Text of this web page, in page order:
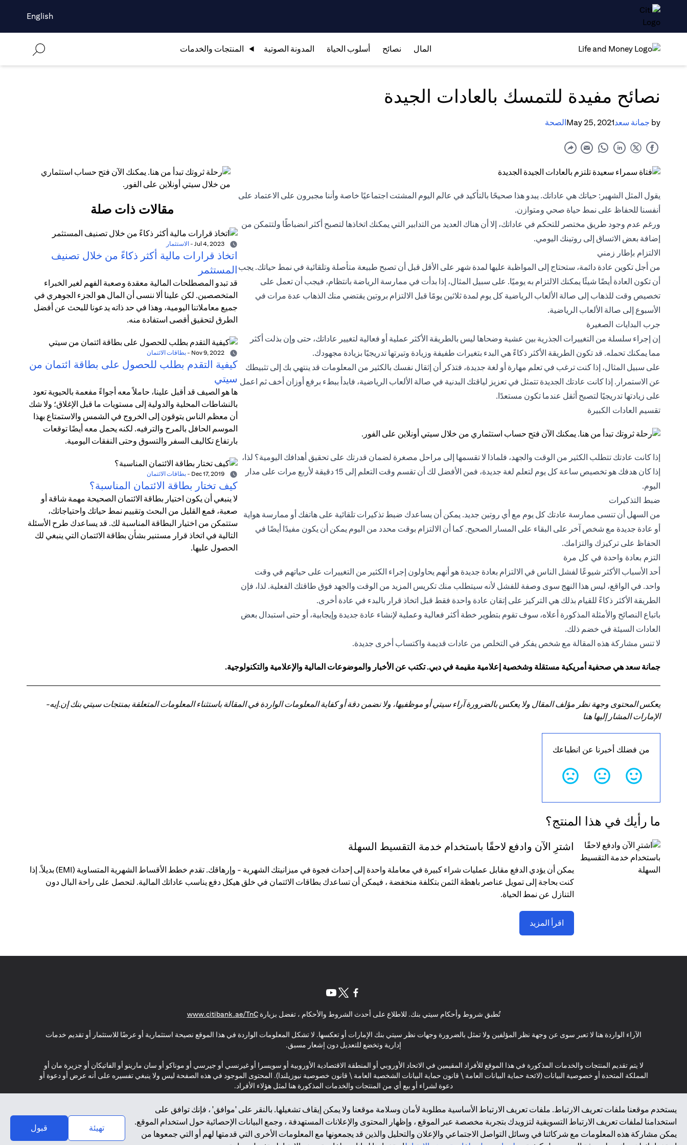
↑
English
المال نصائح أسلوب الحياة المدونة الصوتية المنتجات والخدمات
نصائح مفيدة للتمسك بالعادات الجيدة
by جمانة سعدMay 25, 2021الصحة
يقول المثل الشهير: حياتك هي عاداتك. يبدو هذا صحيحًا بالتأكيد في عالم اليوم المشتت اجتماعيًا خاصة وأننا مجبرون على الاعتماد على
أنفسنا للحفاظ على نمط حياة صحي ومتوازن.
ورغم عدم وجود طريق مختصر للتحكم في عاداتك، إلا أن هناك العديد من التدابير التي يمكنك اتخاذها لتصبح أكثر انضباطًا ولتتمكن من
إضافة بعض الاتساق إلى روتينك اليومي.
الالتزام بإطار زمني
من أجل تكوين عادة دائمة، ستحتاج إلى المواظبة عليها لمدة شهر على الأقل قبل أن تصبح طبيعة متأصلة وتلقائية في نمط حياتك. يجب
أن تكون العادة أيضًا شيئًا يمكنك الالتزام به يوميًا. على سبيل المثال، إذا بدأت في ممارسة الرياضة بانتظام، فيجب أن تعمل على
تخصيص وقت للذهاب إلى صالة الألعاب الرياضية كل يوم لمدة ثلاثين يومًا قبل الالتزام بروتين يقتضي منك الذهاب عدة مرات في
الأسبوع إلى صالة الألعاب الرياضية.
جرب البدايات الصغيرة
إن إجراء سلسلة من التغييرات الجذرية بين عشية وضحاها ليس بالطريقة الأكثر عملية أو فعالية لتغيير عاداتك، حتى وإن بذلت أكثر
مما يمكنك تحمله. قد تكون الطريقة الأكثر ذكاءً هي البدء بتغيرات طفيفة وزيادة وتيرتها تدريجيًا بزيادة مجهودك.
على سبيل المثال، إذا كنت ترغب في تعلم مهارة أو لغة جديدة، فتذكر أن إثقال نفسك بالكثير من المعلومات قد ينتهي بك إلى تثبيطك
عن الاستمرار. إذا كانت عادتك الجديدة تتمثل في تعزيز لياقتك البدنية في صالة الألعاب الرياضية، فابدأ ببطء برفع أوزان أخف ثم اعمل
على زيادتها تدريجيًا لتصبح أثقل عندما تكون مستعدًا.
تقسيم العادات الكبيرة
إذا كانت عادتك تتطلب الكثير من الوقت والجهد، فلماذا لا تقسمها إلى مراحل مصغرة لضمان قدرتك على تحقيق أهدافك اليومية؟ لذا،
إذا كان هدفك هو تخصيص ساعة كل يوم لتعلم لغة جديدة، فمن الأفضل لك أن تقسم وقت التعلم إلى 15 دقيقة لأربع مرات على مدار
اليوم.
ضبط التذكيرات
من السهل أن تنسى ممارسة عادتك كل يوم مع أي روتين جديد. يمكن أن يساعدك ضبط تذكيرات تلقائية على هاتفك أو ممارسة هواية
أو عادة جديدة مع شخص آخر على البقاء على المسار الصحيح. كما أن الالتزام بوقت محدد من اليوم يمكن أن يكون مفيدًا أيضًا في
الحفاظ على تركيزك والتزامك.
التزم بعادة واحدة في كل مرة
أحد الأسباب الأكثر شيوعًا لفشل الناس في الالتزام بعادة جديدة هو أنهم يحاولون إجراء الكثير من التغييرات على حياتهم في وقت
واحد. في الواقع، ليس هذا النهج سوى وصفة للفشل لأنه سيتطلب منك تكريس المزيد من الوقت والجهد فوق طاقتك الفعلية. لذا، فإن
الطريقة الأكثر ذكاءً للقيام بذلك هي التركيز على إتقان عادة واحدة فقط قبل اتخاذ قرار بالبدء في عادة أخرى.
باتباع النصائح والأمثلة المذكورة أعلاه، سوف تقوم بتطوير خطة أكثر فعالية وعملية لإنشاء عادة جديدة وإيجابية، أو حتى استبدال بعض
العادات السيئة في خضم ذلك.
لا تنس مشاركة هذه المقالة مع شخص يفكر في التخلص من عادات قديمة واكتساب أخرى جديدة.
مقالات ذات صلة
- الاستثمار
اتخاذ قرارات مالية أكثر ذكاءً من خلال تصنيف
المستثمر
قد تبدو المصطلحات المالية معقدة وصعبة الفهم لغير الخبراء
المتخصصين. لكن علينا ألا ننسى أن المال هو الجزء الجوهري في
جميع معاملاتنا اليومية، وهذا في حد ذاته يدعونا للبحث عن أفضل
الطرق لتحقيق أقصى استفادة منه.
- بطاقات الائتمان
كيفية التقدم بطلب للحصول على بطاقة ائتمان من
سيتي
ها هو الصيف قد أقبل علينا، حاملاً معه أجواءً مفعمة بالحيوية تعود
بالنشاطات المحلية والدولية إلى مستويات ما قبل الإغلاق؛ ولا شك
أن معظم الناس يتوقون إلى الخروج في الشمس والاستمتاع بهذا
الموسم الحافل بالمرح والترفيه. لكنه يحمل معه أيضًا توقعات
بارتفاع تكاليف السفر والتسوق وحتى النفقات اليومية.
- بطاقات الائتمان
كيف تختار بطاقة الائتمان المناسبة؟
لا ينبغي أن يكون اختيار بطاقة الائتمان الصحيحة مهمة شاقة أو
صعبة، فمع القليل من البحث وتقييم نمط حياتك واحتياجاتك،
ستتمكن من اختيار البطاقة المناسبة لك. قد يساعدك طرح الأسئلة
التالية في اتخاذ قرار مستنير بشأن بطاقة الائتمان التي ينبغي لك
الحصول عليها.
جمانة سعد هي صحفية أمريكية مستقلة وشخصية إعلامية مقيمة في دبي. تكتب عن الأخبار والموضوعات المالية والإعلامية والتكنولوجية.
يعكس المحتوى وجهة نظر مؤلف المقال ولا يعكس بالضرورة آراء سيتي أو موظفيها، ولا نضمن دقة أو كفاية المعلومات الواردة في المقالة باستثناء المعلومات المتعلقة بمنتجات سيتي بنك إن.إيه-
الإمارات المشار إليها هنا
من فضلك أخبرنا عن انطباعك
ما رأيك في هذا المنتج؟
اشترِ الآن وادفع لاحقًا باستخدام خدمة التقسيط السهلة
يمكن أن يؤدي الدفع مقابل عمليات شراء كبيرة في معاملة واحدة إلى إحداث فجوة في ميزانيتك الشهرية - وإرهاقك. تقدم خطط الأقساط الشهرية المتساوية (EMI) بديلاً. إذا
كنت بحاجة إلى تمويل عناصر باهظة الثمن بتكلفة منخفضة ، فيمكن أن تساعدك بطاقات الائتمان في خلق هيكل دفع يناسب عاداتك المالية. لتحصل على راحة البال دون
التنازل عن نمط الحياة.
اقرأ المزيد
يستخدم موقعنا ملفات تعريف الارتباط. ملفات تعريف الارتباط الأساسية مطلوبة لأمان وسلامة موقعنا ولا يمكن إيقاف تشغيلها. بالنقر على 'موافق' ، فإنك توافق على
استخدامنا لملفات تعريف الارتباط التسويقية لتزويدك بتجربة مخصصة عبر الموقع ، وإظهار المحتوى والإعلانات المستهدفة ، وجمع البيانات الإحصائية حول استخدام الموقع.
يمكن مشاركة هذه المعلومات مع شركائنا في وسائل التواصل الاجتماعي والإعلان والتحليل والذين قد يجمعونها مع المعلومات الأخرى التي قدمتها لهم أو التي جمعوها من
تهيئة قبول
تُطبق شروط وأحكام سيتي بنك. للاطلاع على أحدث الشروط والأحكام ، تفضل بزيارةwww.citibank.ae/TnC
(opens in a new tab)
الآراء الواردة هنا لا تعبر سوى عن وجهة نظر المؤلفين ولا تمثل بالضرورة وجهات نظر سيتي بنك الإمارات أو تعكسها. لا تشكل المعلومات الواردة في هذا الموقع نصيحة استثمارية أو عرضًا للاستثمار أو تقديم خدمات
إدارية وتخضع للتعديل دون إشعار مسبق.
لا يتم تقديم المنتجات والخدمات المذكورة في هذا الموقع للأفراد المقيمين في الاتحاد الأوروبي أو المنطقة الاقتصادية الأوروبية أو سويسرا أو غيرنسي أو جيرسي أو موناكو أو سان مارينو أو الفاتيكان أو جزيرة مان أو
المملكة المتحدة أو خصوصية البيانات (لائحة حماية البيانات العامة \ قانون حماية البيانات الشخصية العامة \ قانون خصوصية نيوزيلندا). المحتوى الموجود في هذه الصفحة ليس ولا ينبغي تفسيره على أنه عرض أو دعوة أو
دعوة لشراء أو بيع أي من المنتجات والخدمات المذكورة هنا لمثل هؤلاء الأفراد.
*GDPR – اللائحة العامة لحماية البيانات؛ * LGPD – Lei Geral de Proteção de Dados Pessoais ; *NZPA – قانون الخصوصية النيوزيلندي
2025 citibank.ae